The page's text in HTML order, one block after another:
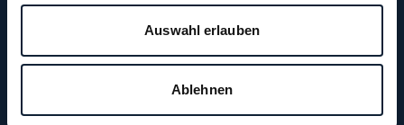
Auswahl erlauben
Ablehnen